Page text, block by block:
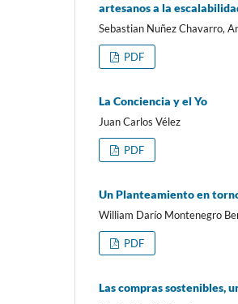
artesanos a la
Sebastian Nuñez Chavarro,
PDF
La Conciencia y el Yo
Juan Carlos Vélez
PDF
Un Planteamiento en
William Darío Montenegro
PDF
Las compras sostenibles,